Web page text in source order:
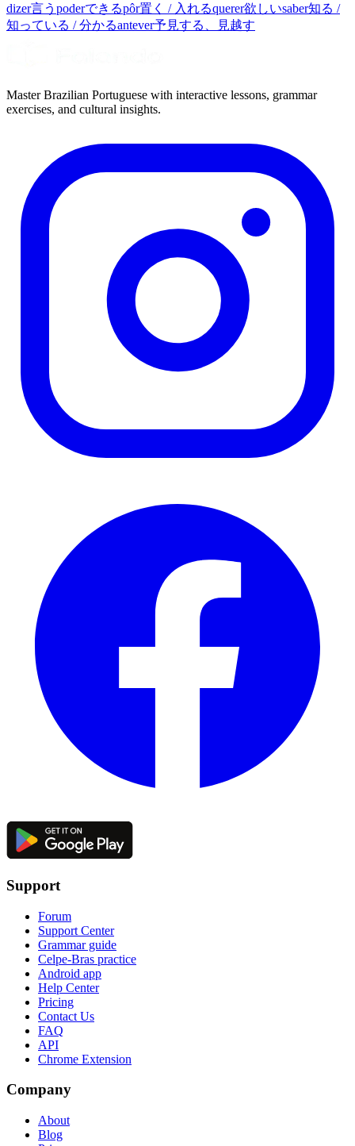
dizer言う poderできるpôr置く / 入れるquerer欲しいsaber知る /
知っている / 分かるantever予見する、見越す
Master Brazilian Portuguese with interactive lessons, grammar
exercises, and cultural insights.
Support
Forum
Support Center
Grammar guide
Celpe-Bras practice
Android app
Help Center
Pricing
Contact Us
FAQ
API
Chrome Extension
Company
About
Blog